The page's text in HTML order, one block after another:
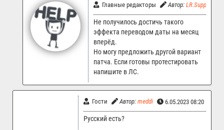
Главные редакторы Автор: LR.Support
Не получилось достичь такого
эффекта переводом даты на месяц
вперёд.
Но могу предложить другой вариант
патча. Если готовы протестировать
напишите в ЛС.
Гости Автор: meddi 6.05.2023 08:20
Русский есть?